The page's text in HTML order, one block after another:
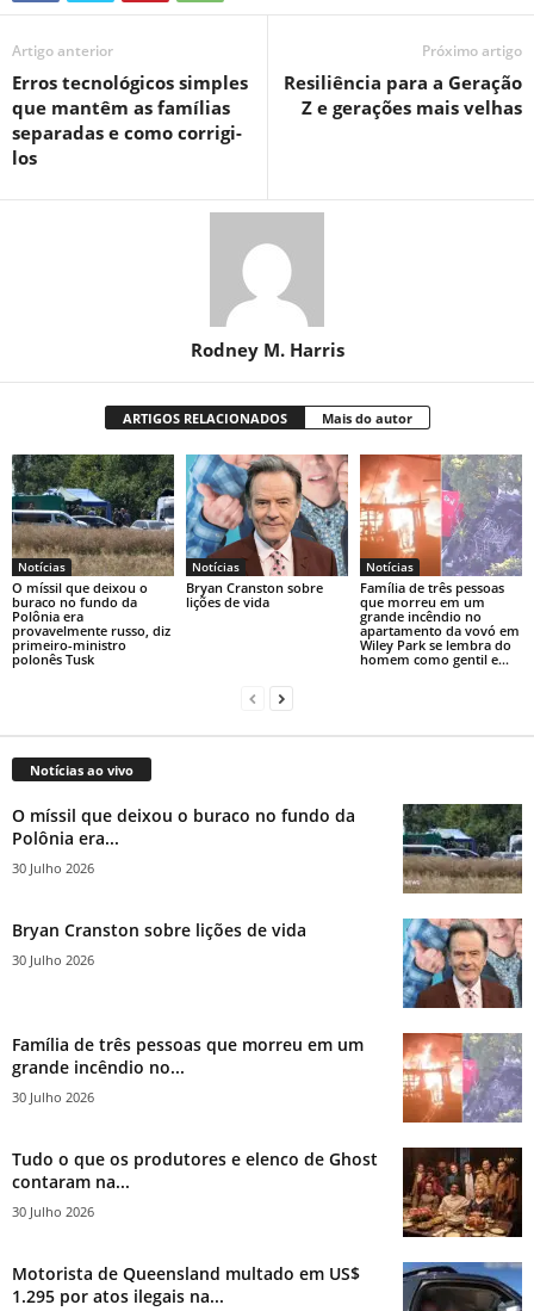
Artigo anterior
Erros tecnológicos simples
que mantêm as famílias
separadas e como corrigi-
los
Próximo artigo
Resiliência para a Geração
Z e gerações mais velhas
Rodney M. Harris
ARTIGOS RELACIONADOS Mais do autor
Notícias
O míssil que deixou o
buraco no fundo da
Polônia era
provavelmente russo, diz
primeiro-ministro
polonês Tusk
Notícias
Bryan Cranston sobre
lições de vida
Notícias
Família de três pessoas
que morreu em um
grande incêndio no
apartamento da vovó em
Wiley Park se lembra do
homem como gentil e...
Notícias ao vivo
O míssil que deixou o buraco no fundo da
Polônia era...
30 Julho 2026
Bryan Cranston sobre lições de vida
30 Julho 2026
Família de três pessoas que morreu em um
grande incêndio no...
30 Julho 2026
Tudo o que os produtores e elenco de Ghost
contaram na...
30 Julho 2026
Motorista de Queensland multado em US$
1.295 por atos ilegais na...